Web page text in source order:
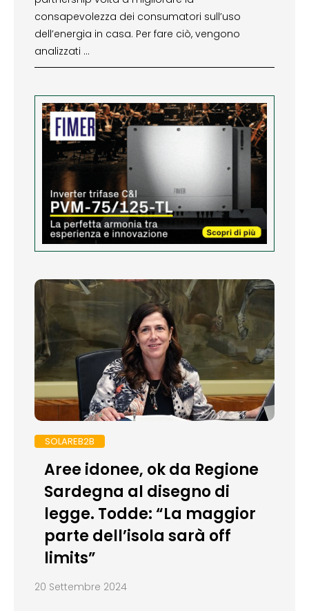
consapevolezza dei consumatori sull’uso
dell’energia in casa. Per fare ciò, vengono
analizzati …
SOLAREB2B
Aree idonee, ok da Regione
Sardegna al disegno di
legge. Todde: “La maggior
parte dell’isola sarà off
limits”
20 Settembre 2024